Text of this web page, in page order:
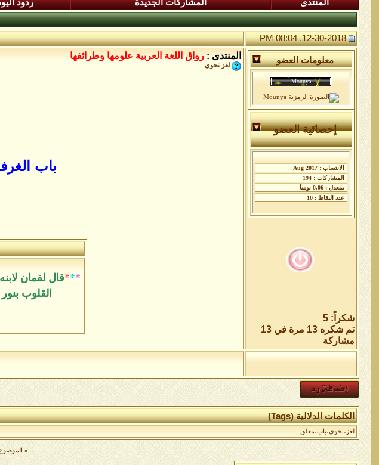
المنتدى المشاركات الجديدة ردود
12-30-2018, 08:04 PM
معلومات العضو
إحصائية العضو
شكراً: 5
تم شكره 13 مرة في 13
مشاركة
المنتدى : رواق اللغة العربية علومها وطرائفها
لغز نحوي
باب
*
*
*قال لقمان لابنه
القلوب
الكلمات الدلالية (Tags)
لغز،نحوي،باب،مغلق
«